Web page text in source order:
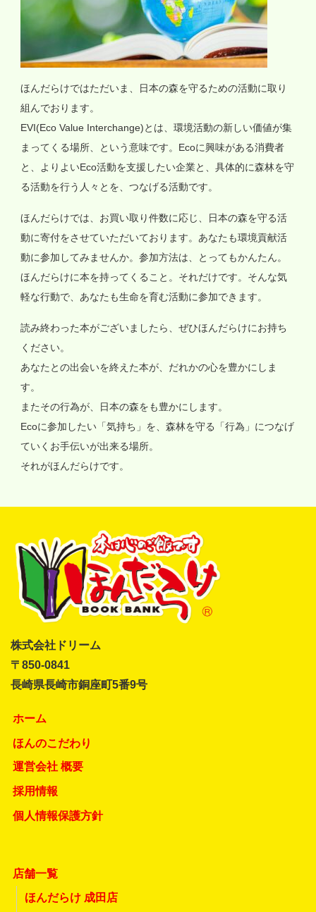
ほんだらけではただいま、日本の森を守るための活動に取り
組んでおります。
EVI(Eco Value Interchange)とは、環境活動の新しい価値が集
まってくる場所、という意味です。Ecoに興味がある消費者
と、よりよいEco活動を支援したい企業と、具体的に森林を守
る活動を行う人々とを、つなげる活動です。
ほんだらけでは、お買い取り件数に応じ、日本の森を守る活
動に寄付をさせていただいております。あなたも環境貢献活
動に参加してみませんか。参加方法は、とってもかんたん。
ほんだらけに本を持ってくること。それだけです。そんな気
軽な行動で、あなたも生命を育む活動に参加できます。
読み終わった本がございましたら、ぜひほんだらけにお持ち
ください。
あなたとの出会いを終えた本が、だれかの心を豊かにしま
す。
またその行為が、日本の森をも豊かにします。
Ecoに参加したい「気持ち」を、森林を守る「行為」につなげ
ていくお手伝いが出来る場所。
それがほんだらけです。
株式会社ドリーム
〒850-0841
長崎県長崎市銅座町5番9号
ホーム
ほんのこだわり
運営会社 概要
採用情報
個人情報保護方針
店舗一覧
ほんだらけ 成田店